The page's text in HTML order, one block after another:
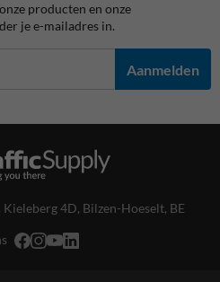
producten en onze
je e-mailadres in.
Aanmelden
Kieleberg 4D, Bilzen-Hoeselt, BE